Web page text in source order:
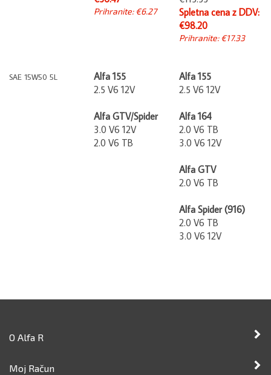
Prihranite: €6.27
Spletna cena z DDV:
€98.20
Prihranite: €17.33
Alfa 155
2.5 V6 12V
Alfa GTV/Spider
3.0 V6 12V
2.0 V6 TB
Alfa 155
2.5 V6 12V
Alfa 164
2.0 V6 TB
3.0 V6 12V
Alfa GTV
2.0 V6 TB
Alfa Spider (916)
2.0 V6 TB
3.0 V6 12V
O Alfa R
Moj Račun